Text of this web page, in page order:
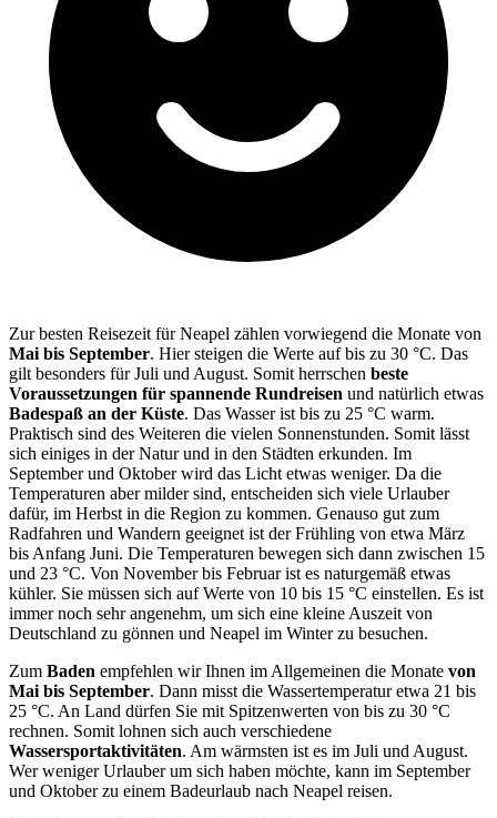
Zur besten Reisezeit für Neapel zählen vorwiegend die Monate von
Mai bis September. Hier steigen die Werte auf bis zu 30 °C. Das
gilt besonders für Juli und August. Somit herrschen beste
Voraussetzungen für spannende Rundreisen und natürlich etwas
Badespaß an der Küste. Das Wasser ist bis zu 25 °C warm.
Praktisch sind des Weiteren die vielen Sonnenstunden. Somit lässt
sich einiges in der Natur und in den Städten erkunden. Im
September und Oktober wird das Licht etwas weniger. Da die
Temperaturen aber milder sind, entscheiden sich viele Urlauber
dafür, im Herbst in die Region zu kommen. Genauso gut zum
Radfahren und Wandern geeignet ist der Frühling von etwa März
bis Anfang Juni. Die Temperaturen bewegen sich dann zwischen 15
und 23 °C. Von November bis Februar ist es naturgemäß etwas
kühler. Sie müssen sich auf Werte von 10 bis 15 °C einstellen. Es ist
immer noch sehr angenehm, um sich eine kleine Auszeit von
Deutschland zu gönnen und Neapel im Winter zu besuchen.
Zum Baden empfehlen wir Ihnen im Allgemeinen die Monate von
Mai bis September. Dann misst die Wassertemperatur etwa 21 bis
25 °C. An Land dürfen Sie mit Spitzenwerten von bis zu 30 °C
rechnen. Somit lohnen sich auch verschiedene
Wassersportaktivitäten. Am wärmsten ist es im Juli und August.
Wer weniger Urlauber um sich haben möchte, kann im September
und Oktober zu einem Badeurlaub nach Neapel reisen.